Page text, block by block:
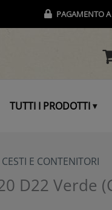
PAGAMENTO
TUTTI I PRODOTTI
E CONTENITORI
D22 Verde